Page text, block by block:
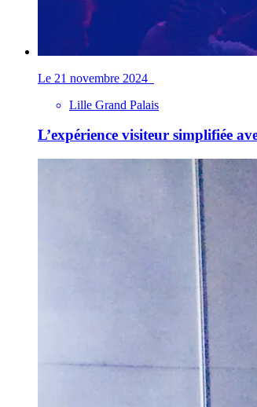
Le 21 novembre 2024
Lille Grand Palais
L’expérience visiteur simplifiée